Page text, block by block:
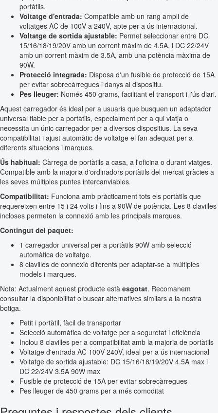
portàtils.
Voltatge d'entrada: Compatible amb un rang ampli de
voltatges AC de 100V a 240V, apte per a ús internacional.
Voltatge de sortida ajustable: Permet seleccionar entre DC
15/16/18/19/20V amb un corrent màxim de 4.5A, i DC 22/24V
amb un corrent màxim de 3.5A, amb una potència màxima de
90W.
Protecció integrada: Disposa d'un fusible de protecció de 15A
per evitar sobrecàrregues i danys al dispositiu.
Pes lleuger: Només 450 grams, facilitant el transport i l'ús diari.
Aquest carregador és ideal per a usuaris que busquen un adaptador
universal fiable per a portàtils, especialment per a qui viatja o
necessita un únic carregador per a diversos dispositius. La seva
compatibilitat i ajust automàtic de voltatge el fan adequat per a
diferents situacions i marques.
Ús habitual: Càrrega de portàtils a casa, a l'oficina o durant viatges.
Compatible amb la majoria d'ordinadors portàtils del mercat gràcies a
les seves múltiples puntes intercanviables.
Compatibilitat: Funciona amb pràcticament tots els portàtils que
requereixen entre 15 i 24 volts i fins a 90W de potència. Les 8 clavilles
incloses permeten la connexió amb les principals marques.
Contingut del paquet:
1 carregador universal per a portàtils 90W amb selecció
automàtica de voltatge.
8 clavilles de connexió diferents per adaptar-se a múltiples
models i marques.
Nota: Actualment aquest producte està esgotat. Recomanem
consultar la disponibilitat o buscar alternatives similars a la nostra
botiga.
Petit i portàtil, fàcil de transportar
Selecció automàtica de voltatge per a seguretat i eficiència
Inclou 8 clavilles per a compatibilitat amb la majoria de portàtils
Voltatge d'entrada AC 100V-240V, ideal per a ús internacional
Voltatge de sortida ajustable: DC 15/16/18/19/20V 4.5A max i
DC 22/24V 3.5A 90W max
Fusible de protecció de 15A per evitar sobrecàrregues
Pes lleuger de 450 grams per a més comoditat